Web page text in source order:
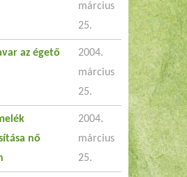
március
25.
az égető
2004.
március
25.
nő
2004.
március
25.